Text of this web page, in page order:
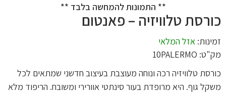
** התמונות להמחשה בלבד **
כורסת טלוויזיה – פאנטום
זמינות: אזל המלאי
מק"ט: 10PALERMO
כורסת טלוויזיה רכה ונוחה מעוצבת בעיצוב חדשני שמתאים לכל
משקל גוף. היא מרופדת בעור סינתטי אוורירי ומשובח. הריפוד מלא